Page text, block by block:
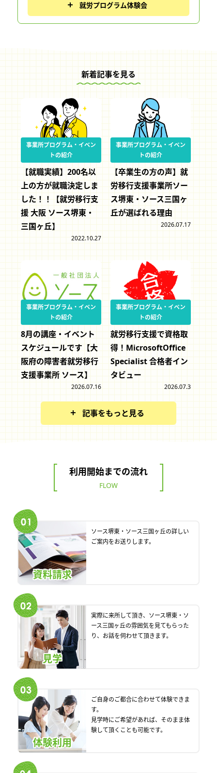
就労プログラム体験会
新着記事を見る
事業所プログラム・イベン
トの紹介
【就職実績】200名以
上の方が就職決定しま
した！！【就労移行支
援 大阪 ソース堺東・
三国ヶ丘】
2022.10.27
事業所プログラム・イベン
トの紹介
【卒業生の方の声】就
労移行支援事業所ソー
ス堺東・ソース三国ヶ
丘が選ばれる理由
2026.07.17
事業所プログラム・イベン
トの紹介
8月の講座・イベント
スケジュールです【大
阪府の障害者就労移行
支援事業所 ソース】
2026.07.16
事業所プログラム・イベン
トの紹介
就労移行支援で資格取
得！MicrosoftOffice
Specialist 合格者イン
タビュー
2026.07.3
記事をもっと見る
利用開始までの流れ
FLOW
資料請求
ソース堺東・ソース三国ヶ丘の詳しい
ご案内をお送りします。
見学
実際に来所して頂き、ソース堺東・ソ
ース三国ヶ丘の雰囲気を見てもらった
り、お話を伺わせて頂きます。
体験利用
ご自身のご都合に合わせて体験できま
す。
見学時にご希望があれば、そのまま体
験して頂くことも可能です。